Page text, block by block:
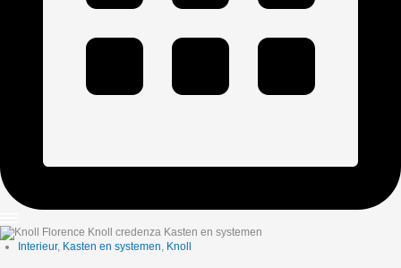
Interieur, Kasten en systemen, Knoll